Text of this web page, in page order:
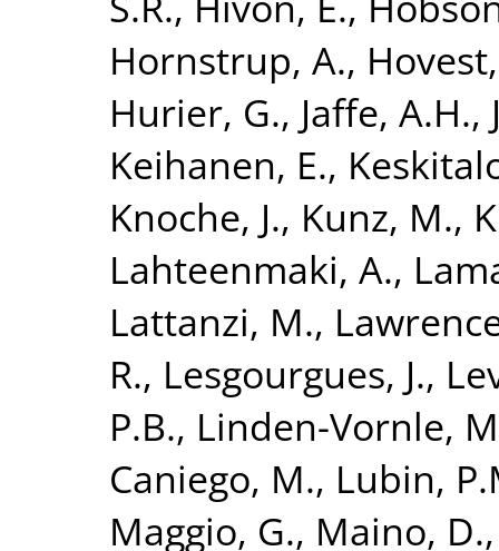
Hornstrup, A.,
Hurier, G., Jaffe, A.H.,
Keihanen, E.,
Knoche, J., Kunz, M.,
Lahteenmaki, A.,
Lattanzi, M.,
R., Lesgourgues, J.,
P.B., Linden-Vornle,
Caniego, M., Lubin,
Maggio, G., Maino, D.